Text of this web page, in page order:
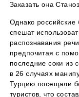
Заказать она
Однако российские
спешат
распознавания
предпочитая с
последние соки из
в 26 случаях
Турцию посещали
туристов, что